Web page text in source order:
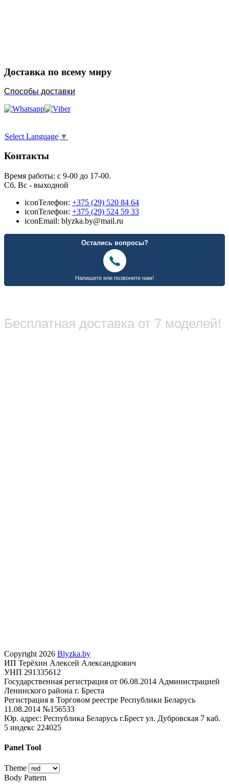
Доставка по всему миру
Способы доставки
Select Language ▼
Контакты
Время работы: с 9-00 до 17-00.
Сб, Вс - выходной
iconТелефон: +375 (29) 520 84 64
iconТелефон: +375 (29) 524 59 33
iconEmail: blyzka.by@mail.ru
Бесплатная доставка от 7 моделей!
Copyright 2026 Blyzka.by
ИП Терёхин Алексей Александрович
УНП 291335612
Государственная регистрация от 06.08.2014 Администрацией
Ленинского района г. Бреста
Регистрация в Торговом реестре Республики Беларусь
11.08.2014 №156533
Юр. адрес: Республика Беларусь г.Брест ул. Дубровская 7 каб.
5 индекс 224025
Panel Tool
Theme
Body Pattern